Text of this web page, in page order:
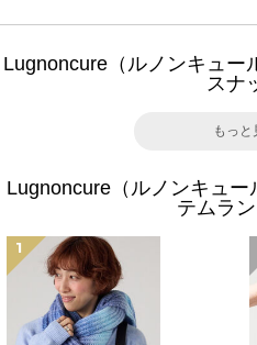
Lugnoncure（ルノンキュー
スナ
もっと
Lugnoncure（ルノンキュ
テムラ
1